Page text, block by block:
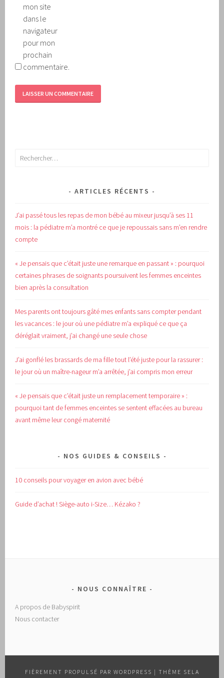
mon site
dans le
navigateur
pour mon
prochain
commentaire.
Rechercher :
ARTICLES RÉCENTS
J’ai passé tous les repas de mon bébé au mixeur jusqu’à ses 11
mois : la pédiatre m’a montré ce que je repoussais sans m’en rendre
compte
« Je pensais que c’était juste une remarque en passant » : pourquoi
certaines phrases de soignants poursuivent les femmes enceintes
bien après la consultation
Mes parents ont toujours gâté mes enfants sans compter pendant
les vacances : le jour où une pédiatre m’a expliqué ce que ça
déréglait vraiment, j’ai changé une seule chose
J’ai gonflé les brassards de ma fille tout l’été juste pour la rassurer :
le jour où un maître-nageur m’a arrêtée, j’ai compris mon erreur
« Je pensais que c’était juste un remplacement temporaire » :
pourquoi tant de femmes enceintes se sentent effacées au bureau
avant même leur congé maternité
NOS GUIDES & CONSEILS
10 conseils pour voyager en avion avec bébé
Guide d’achat !Siège-auto i-Size… Kézako ?
NOUS CONNAÎTRE
A propos de Babyspirit
Nous contacter
FIÈREMENT PROPULSÉ PAR WORDPRESS | THÈME SELA